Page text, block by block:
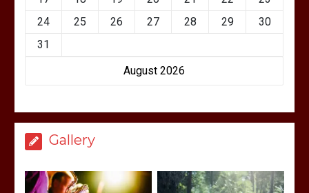
August 2026
24
25 26 27 28 29
30
31
Gallery